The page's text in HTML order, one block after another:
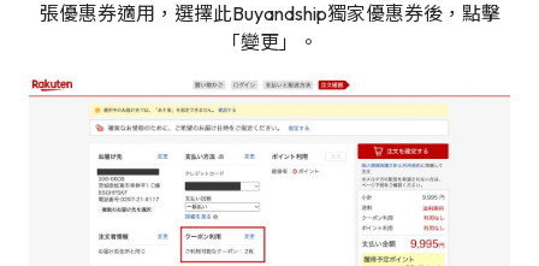
張優惠券適用，選擇此Buyandship獨家優惠券後，點擊
「變更」。